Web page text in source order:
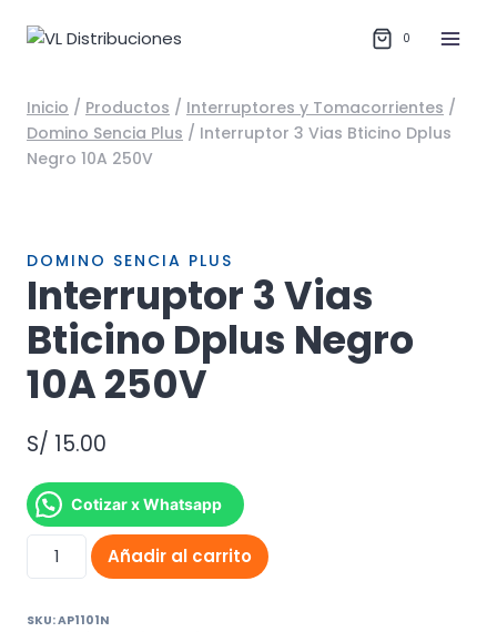
0
Inicio / Productos / Interruptores y Tomacorrientes /
Domino Sencia Plus / Interruptor 3 Vias Bticino Dplus
Negro 10A 250V
DOMINO SENCIA PLUS
Interruptor 3 Vias
Bticino Dplus Negro
10A 250V
S/ 15.00
Cotizar x Whatsapp
Interruptor
3
Bticino
Añadir al carrito
SKU:AP1101N